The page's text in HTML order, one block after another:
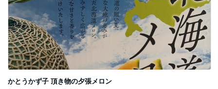
かとうかず子 頂き物の夕張メロン